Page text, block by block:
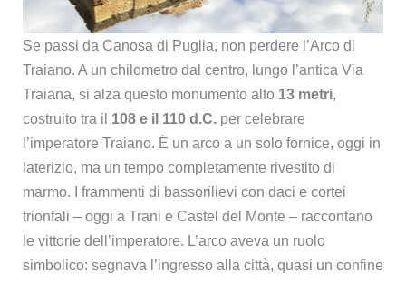
Se passi da Canosa di Puglia, non perdere l’Arco di
Traiano. A un chilometro dal centro, lungo l’antica Via
Traiana, si alza questo monumento alto 13 metri,
costruito tra il 108 e il 110 d.C.per celebrare
l’imperatore Traiano. È un arco a un solo fornice, oggi in
laterizio, ma un tempo completamente rivestito di
marmo. I frammenti di bassorilievi con daci e cortei
trionfali – oggi a Trani e Castel del Monte – raccontano
le vittorie dell’imperatore. L’arco aveva un ruolo
simbolico: segnava l’ingresso alla città, quasi un confine